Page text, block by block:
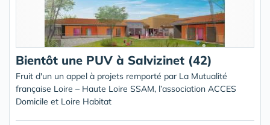
Bientôt une PUV à Salvizinet (42)
Fruit d'un un appel à projets remporté par La Mutualité
française Loire – Haute Loire SSAM, l’association ACCES
Domicile et Loire Habitat